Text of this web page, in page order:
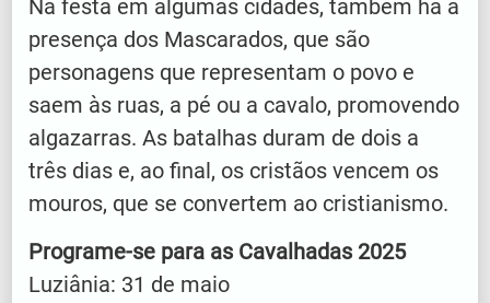
Na festa em algumas cidades, também há a
presença dos Mascarados, que são
personagens que representam o povo e
saem às ruas, a pé ou a cavalo, promovendo
algazarras. As batalhas duram de dois a
três dias e, ao final, os cristãos vencem os
mouros, que se convertem ao cristianismo.
Programe-se para as Cavalhadas 2025
Luziânia: 31 de maio